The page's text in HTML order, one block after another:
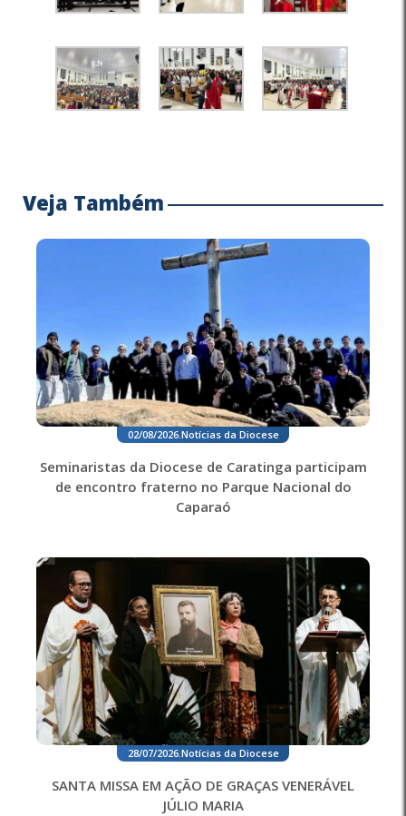
Veja Também
02/08/2026.Notícias da Diocese
Seminaristas da Diocese de Caratinga participam
de encontro fraterno no Parque Nacional do
Caparaó
28/07/2026.Notícias da Diocese
SANTA MISSA EM AÇÃO DE GRAÇAS VENERÁVEL
JÚLIO MARIA